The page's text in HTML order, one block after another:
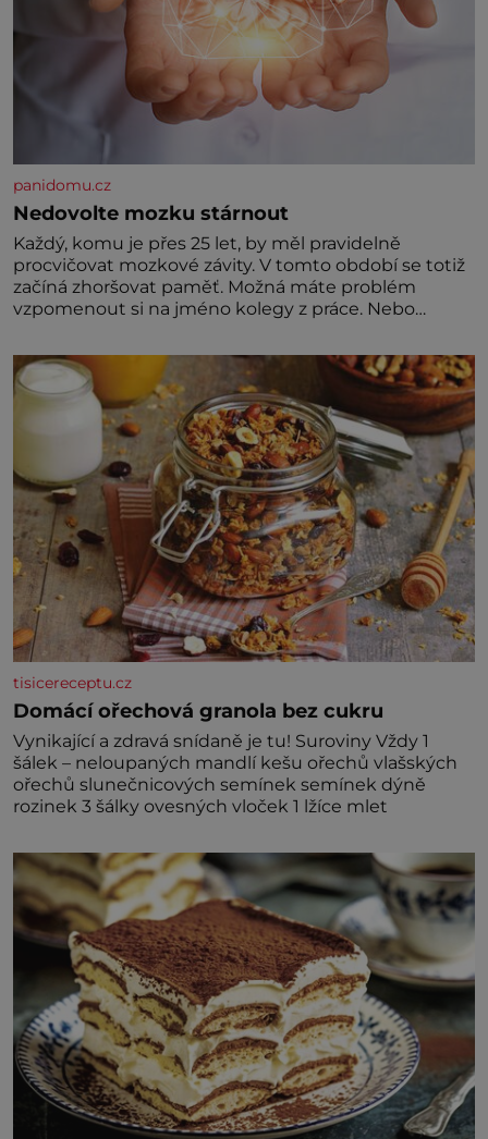
panidomu.cz
Nedovolte mozku stárnout
Každý, komu je přes 25 let, by měl pravidelně
procvičovat mozkové závity. V tomto období se totiž
začíná zhoršovat paměť. Možná máte problém
vzpomenout si na jméno kolegy z práce. Nebo
nedávno přečetli. Je to opravdu tak, s věkem jako
kdyby se paměť rozhodla stávkovat. Cvičte
tisicereceptu.cz
Domácí ořechová granola bez cukru
Vynikající a zdravá snídaně je tu! Suroviny Vždy 1
šálek – neloupaných mandlí kešu ořechů vlašských
ořechů slunečnicových semínek semínek dýně
rozinek 3 šálky ovesných vloček 1 lžíce mlet